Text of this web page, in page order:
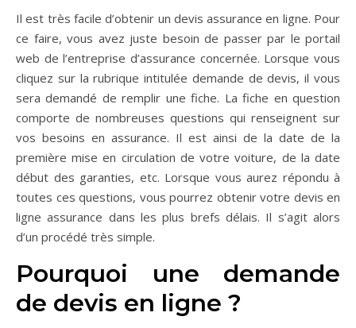
Il est très facile d’obtenir un devis assurance en ligne. Pour
ce faire, vous avez juste besoin de passer par le portail
web de l’entreprise d’assurance concernée. Lorsque vous
cliquez sur la rubrique intitulée demande de devis, il vous
sera demandé de remplir une fiche. La fiche en question
comporte de nombreuses questions qui renseignent sur
vos besoins en assurance. Il est ainsi de la date de la
première mise en circulation de votre voiture, de la date
début des garanties, etc. Lorsque vous aurez répondu à
toutes ces questions, vous pourrez obtenir votre devis en
ligne assurance dans les plus brefs délais. Il s’agit alors
d’un procédé très simple.
Pourquoi une demande
de devis en ligne ?